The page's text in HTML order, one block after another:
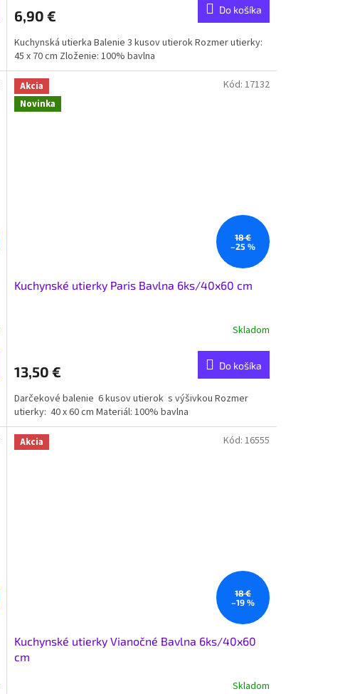
6,90 € Do košíka
Kuchynská utierka Balenie 3 kusov utierok Rozmer utierky:
45 x 70 cm Zloženie: 100% bavlna
Akcia
Novinka
18 €
–25 %
Kuchynské utierky Paris Bavlna 6ks/40x60 cm
Skladom
13,50 € Do košíka
Darčekové balenie 6 kusov utierok s výšivkou Rozmer
utierky: 40 x 60 cm Materiál: 100% bavlna
Kód: 17132
Akcia
18 €
–19 %
Kuchynské utierky Vianočné Bavlna 6ks/40x60
cm
Skladom
Kód: 16555